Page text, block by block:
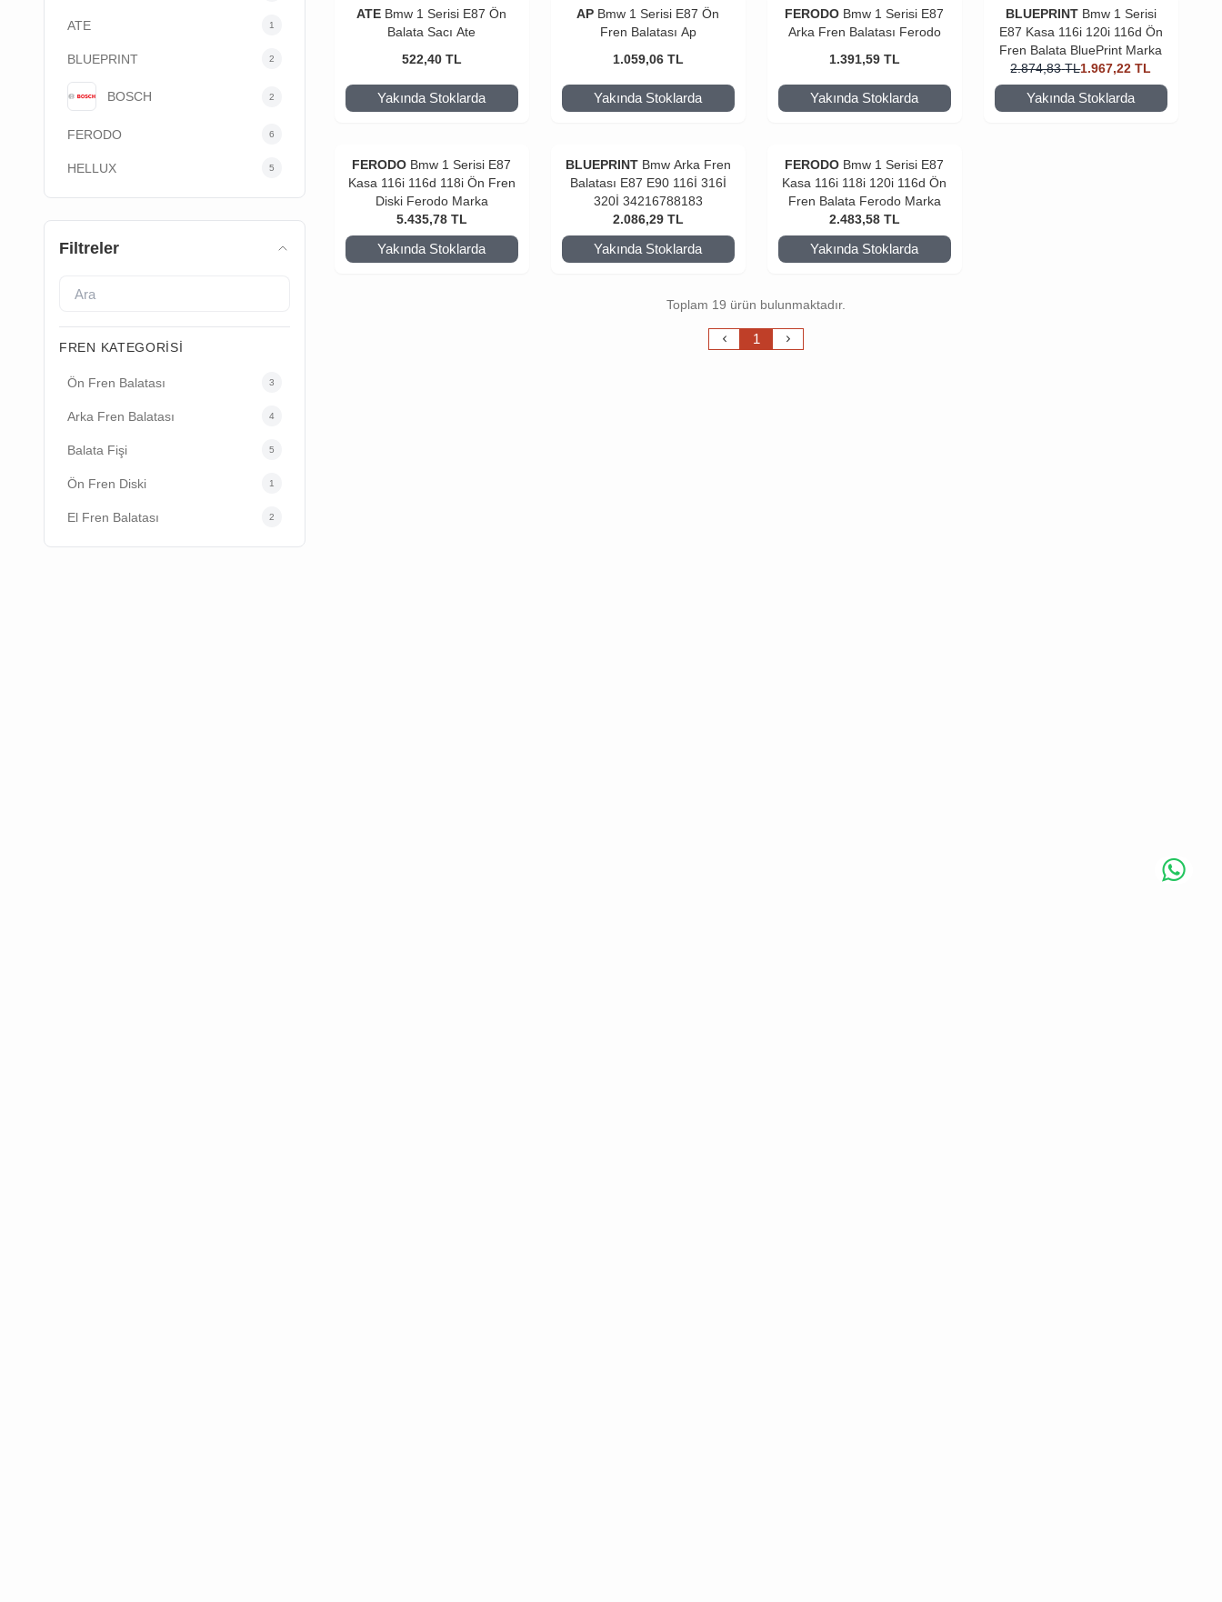
ATE 1
BLUEPRINT 2
BOSCH 2
FERODO 6
HELLUX 5
Filtreler
FREN KATEGORISI
Ön Fren Balatası 3
Arka Fren Balatası 4
Balata Fişi 5
Ön Fren Diski 1
El Fren Balatası 2
ATE Bmw 1 Serisi E87 Ön
Balata Sacı Ate
522,40 TL
Yakında Stoklarda
AP Bmw 1 Serisi E87 Ön
Fren Balatası Ap
1.059,06 TL
Yakında Stoklarda
FERODO Bmw 1 Serisi E87
Arka Fren Balatası Ferodo
1.391,59 TL
Yakında Stoklarda
BLUEPRINT Bmw 1 Serisi
E87 Kasa 116i 120i 116d Ön
Fren Balata BluePrint Marka
2.874,83 TL1.967,22 TL
Yakında Stoklarda
FERODO Bmw 1 Serisi E87
Kasa 116i 116d 118i Ön Fren
Diski Ferodo Marka
5.435,78 TL
Yakında Stoklarda
BLUEPRINT Bmw Arka Fren
Balatası E87 E90 116İ 316İ
320İ 34216788183
2.086,29 TL
Yakında Stoklarda
FERODO Bmw 1 Serisi E87
Kasa 116i 118i 120i 116d Ön
Fren Balata Ferodo Marka
2.483,58 TL
Yakında Stoklarda
Toplam 19 ürün bulunmaktadır.
1